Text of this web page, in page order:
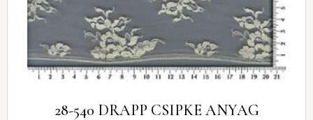
28-540 DRAPP CSIPKE ANYAG